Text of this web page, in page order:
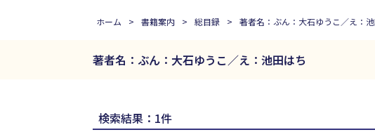
ホーム 書籍案内 総目録 著者名：ぶん：大石ゆうこ／え：
著者名：ぶん：大石ゆうこ／え：池田はち
検索結果：1件